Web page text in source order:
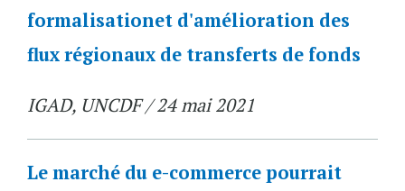
formalisationet d'amélioration des
flux régionaux de transferts de fonds
IGAD, UNCDF / 24 mai 2021
Le marché du e-commerce pourrait